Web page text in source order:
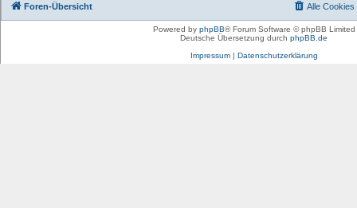
Foren-Übersicht Alle Cookies
Powered by phpBB® Forum Software © phpBB Limited
Deutsche Übersetzung durch phpBB.de
Impressum| Datenschutzerklärung